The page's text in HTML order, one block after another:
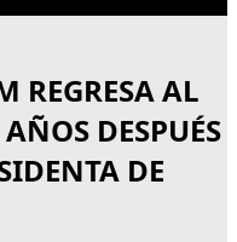
REGRESA AL
DESPUÉS
DE